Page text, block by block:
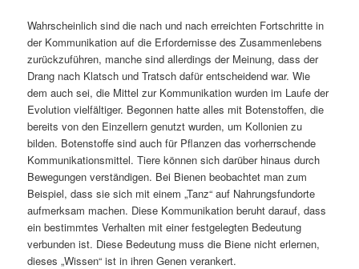
Wahrscheinlich sind die nach und nach erreichten Fortschritte in
der Kommunikation auf die Erfordernisse des Zusammenlebens
zurückzuführen, manche sind allerdings der Meinung, dass der
Drang nach Klatsch und Tratsch dafür entscheidend war. Wie
dem auch sei, die Mittel zur Kommunikation wurden im Laufe der
Evolution vielfältiger. Begonnen hatte alles mit Botenstoffen, die
bereits von den Einzellern genutzt wurden, um Kollonien zu
bilden. Botenstoffe sind auch für Pflanzen das vorherrschende
Kommunikationsmittel. Tiere können sich darüber hinaus durch
Bewegungen verständigen. Bei Bienen beobachtet man zum
Beispiel, dass sie sich mit einem „Tanz“ auf Nahrungsfundorte
aufmerksam machen. Diese Kommunikation beruht darauf, dass
ein bestimmtes Verhalten mit einer festgelegten Bedeutung
verbunden ist. Diese Bedeutung muss die Biene nicht erlernen,
dieses „Wissen“ ist in ihren Genen verankert.